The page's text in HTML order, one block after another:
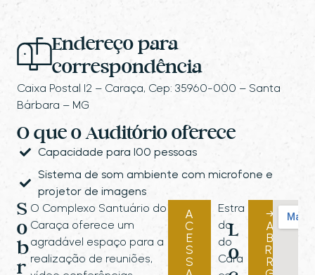
Endereço para
correspondência
Caixa Postal 12 – Caraça, Cep: 35960-000 – Santa
Bárbara – MG
O que o Auditório oferece
Capacidade para 100 pessoas
Sistema de som ambiente com microfone e
projetor de imagens
S
o
b
r
O Complexo Santuário do
Caraça oferece um
agradável espaço para a
realização de reuniões,
A
C
E
S
S
L
o
Estra
da
do
Cara
→
A
B
RI
R